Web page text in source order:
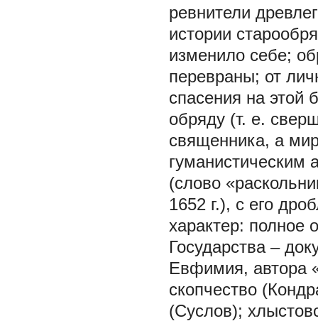
ревнители
истории
изменило себе;
перевраны; от
спасения на этой
обряду (т. е.
священника, а
гуманистическим
(слово
1652 г.), с его
характер: полное
Государства –
Евфимия, автора
скопчество
(Суслов);